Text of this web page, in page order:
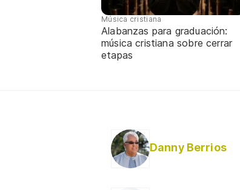
Música cristiana
Alabanzas para graduación:
música cristiana sobre cerrar
etapas
Danny Berrios